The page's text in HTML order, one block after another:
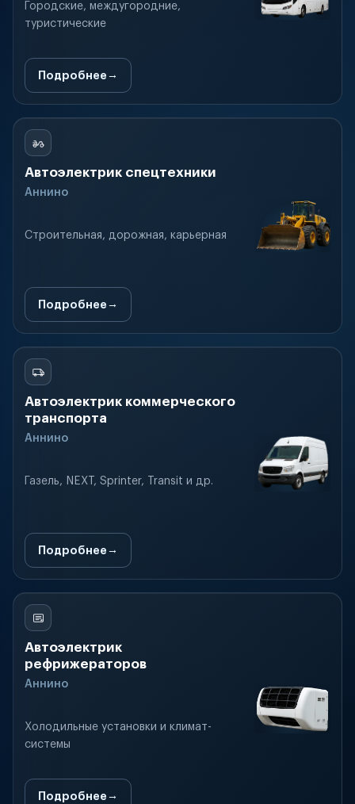
Городские, междугородние,
туристические
Подробнее
Автоэлектрик спецтехники
Аннино
Строительная, дорожная, карьерная
Подробнее
Автоэлектрик коммерческого
транспорта
Аннино
Газель, NEXT, Sprinter, Transit и др.
Подробнее
Автоэлектрик
рефрижераторов
Аннино
Холодильные установки и климат-
системы
Подробнее